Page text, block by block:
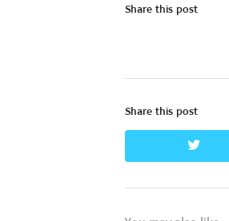
Share this post
Share this post